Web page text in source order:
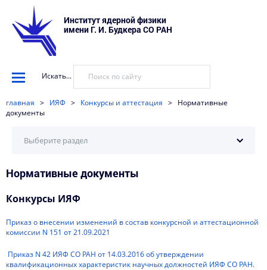
Институт ядерной физики
имени Г. И. Будкера СО РАН
Искать...
главная > ИЯФ > Конкурсы и аттестация > Нормативные
документы
Нормативные документы
Конкурсные комиссии
Выберите раздел
Нормативные документы
Конкурсы ИЯФ
Приказ о внесении изменений в состав конкурсной и аттестационной
комиссии N 151 от 21.09.2021
Приказ N 42 ИЯФ СО РАН от 14.03.2016 об утверждении
квалификационных характеристик научных должностей ИЯФ СО РАН.